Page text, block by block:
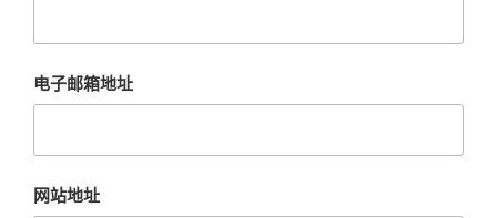
电子邮箱地址
网站地址